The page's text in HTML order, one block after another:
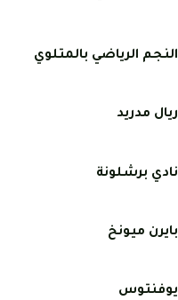
النجم الرياضي بالمتلوي
ريال مدريد
نادي برشلونة
بايرن ميونخ
يوفنتوس